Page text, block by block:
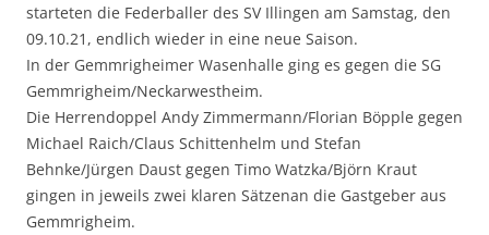
starteten die Federballer des SV Illingen am Samstag, den
09.10.21, endlich wieder in eine neue Saison.
In der Gemmrigheimer Wasenhalle ging es gegen die SG
Gemmrigheim/Neckarwestheim.
Die Herrendoppel Andy Zimmermann/Florian Böpple gegen
Michael Raich/Claus Schittenhelm und Stefan
Behnke/Jürgen Daust gegen Timo Watzka/Björn Kraut
gingen in jeweils zwei klaren Sätzenan die Gastgeber aus
Gemmrigheim.